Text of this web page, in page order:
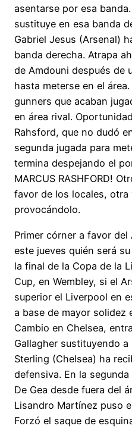
asentarse por esa
sustituye en esa banda
Gabriel Jesus (Arsenal)
banda derecha. Atrapa
de Amdouni después de
hasta meterse en el
gunners que acaban
en área rival.
Rahsford, que no dudó
segunda jugada para
termina despejando el
MARCUS RASHFORD!
favor de los locales, otra
provocándolo.
Primer córner a favor del
este jueves quién será
la final de la Copa de la
Cup, en Wembley, si el
superior el Liverpool en
a base de mayor solidez
Cambio en Chelsea,
Gallagher sustituyendo a
Sterling (Chelsea) ha
defensiva. En la
De Gea desde fuera del
Lisandro Martínez puso
Forzó el saque de